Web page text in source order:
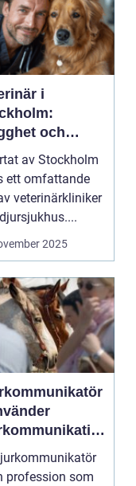
i
och
för din
vän
av Stockholm
ett omfattande
veterinärkliniker
2025
behandling
profession som